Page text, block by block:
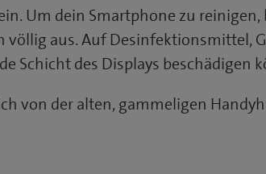
Um dein Smartphone zu
aus. Auf Desinfektionsmittel,
Schicht des Displays beschädigen
von der alten, gammeligen